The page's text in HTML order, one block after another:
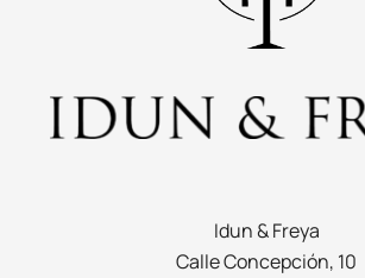
Idun & Freya
Calle Concepción, 10